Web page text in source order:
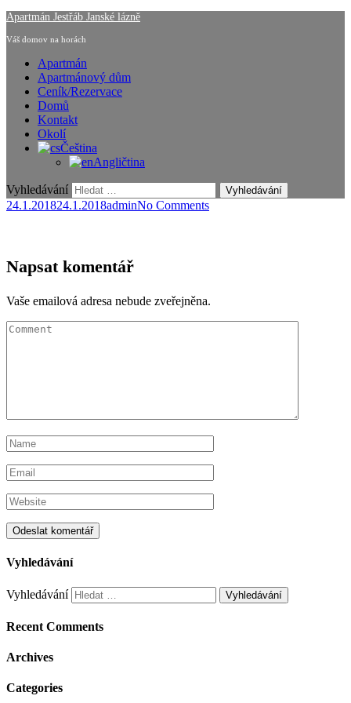
Apartmán Jestřáb Janské lázně
Váš domov na horách
Apartmán
Apartmánový dům
Ceník/Rezervace
Domů
Kontakt
Okolí
Čeština
Angličtina
Vyhledávání
24.1.201824.1.2018adminNo Comments
Napsat komentář
Vaše emailová adresa nebude zveřejněna.
Vyhledávání
Vyhledávání
Recent Comments
Archives
Categories